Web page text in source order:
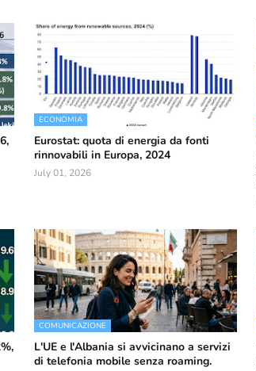
ECONOMIA
Eurostat: quota di energia da fonti
rinnovabili in Europa, 2024
July 01, 2026
COMUNICAZIONE
L'UE e l'Albania si avvicinano a servizi
di telefonia mobile senza roaming.